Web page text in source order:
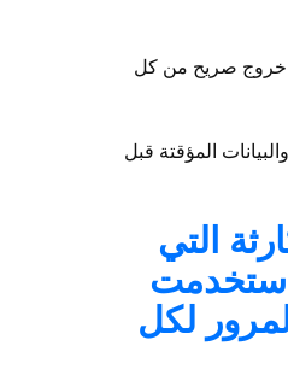
خروج صريح من كل
المؤقتة قبل
التي
لكل